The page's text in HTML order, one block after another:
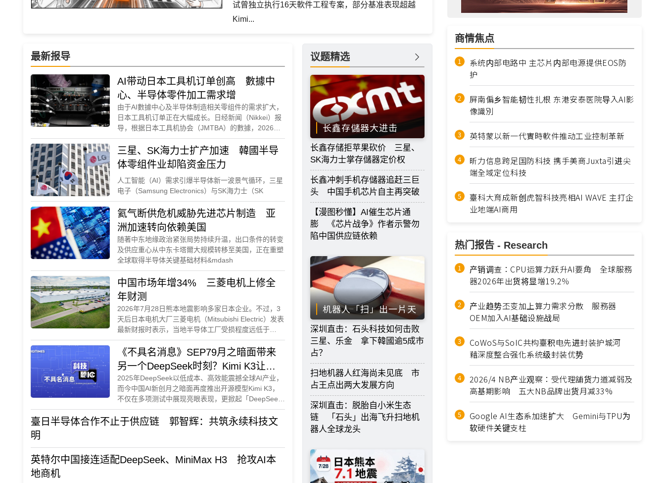
试曾独立执行16天軟件工程专案，部分基准表现超越
Kimi...
最新报导
AI带动日本工具机订单创高 數據中
心、半导体零件加工需求增
由于AI數據中心及半导体制造相关零组件的需求扩大，
日本工具机订单正在大幅成长。日经新闻（Nikkei）报
导，根据日本工具机协会（JMTBA）的數據，2026年6
月日本工具机业者订单额大幅年增53%，至2,033亿日
圆
三星、SK海力士扩产加速 韓國半导
体零组件业却陷资金压力
人工智能（AI）需求引爆半导体新一波景气循环，三星
电子（Samsung Electronics）与SK海力士（SK
氦气断供危机威胁先进芯片制造 亚
洲加速转向依赖美国
随著中东地缘政治紧张局势持续升温，出口条件的转变
及供应重心从中东卡塔爾大规模转移至美国，正在重塑
全球取得半导体关键基础材料&mdash
中国市场年增34% 三菱电机上修全
年财测
2026年7月28日熊本地震影响多家日本企业。不过，3
天后日本电机大厂三菱电机（Mitsubishi Electric）发表
最新财报时表示，当地半导体工厂受损程度远低于
2016年，影响可忽略，并受惠AI及半导体需求带动，调
高2026会计年度（2026/4~2027
《不具名消息》SEP79月之暗面带来
另一个DeepSeek时刻？Kimi K3让中
国AI追上美国吗？
2025年DeepSeek以低成本、高效能震撼全球AI产业，
而今中国AI新创月之暗面再度推出开源模型Kimi K3，
不仅在多项测试中展现亮眼表现，更掀起「DeepSeek
时刻再临」的热烈讨论。Kimi K3带来的讨论或许不只
模
臺日半导体合作不止于供应链 郭智辉：共筑永续科技文
明
英特尔中国接连适配DeepSeek、MiniMax H3 抢攻AI本
地商机
议题精选
长鑫存儲器大进击
长鑫存储拒苹果砍价 三星、
SK海力士掌存儲器定价权
长鑫冲刺手机存儲器追赶三巨
头 中国手机芯片自主再突破
【漫图秒懂】AI催生芯片通
膨 《芯片战争》作者示警勿
陷中国供应链依赖
机器人「扫」出一片天
深圳直击：石头科技如何击败
三星、乐金 拿下韓國逾5成市
占？
扫地机器人红海尚未见底 市
占王点出两大发展方向
深圳直击：脱胎自小米生态
链 「石头」出海飞升扫地机
器人全球龙头
商情焦点
系统内部电路中 主芯片内部电源提供EOS防
护
屏南偏乡智能韧性扎根 东港安泰医院导入AI影
像識別
英特蒙以新一代實時軟件推动工业控制革新
昕力信息跨足国防科技 携手美商Juxta引进尖
端全域定位科技
臺科大育成新创虎智科技亮相AI WAVE 主打企
业地端AI商用
热门报告 - Research
产销调查：CPU运算力跃升AI要角 全球服務
器2026年出货将显增19.2％
产业趋势丕变加上算力需求分散 服務器
OEM加入AI基础设施战局
CoWoS与SoIC共构臺积电先进封装护城河
藉深度整合强化系统级封装优势
2026/4 NB产业观察：受代理舖货力道减弱及
高基期影响 五大NB品牌出货月减33%
Google AI生态系加速扩大 Gemini与TPU为
软硬件关键支柱